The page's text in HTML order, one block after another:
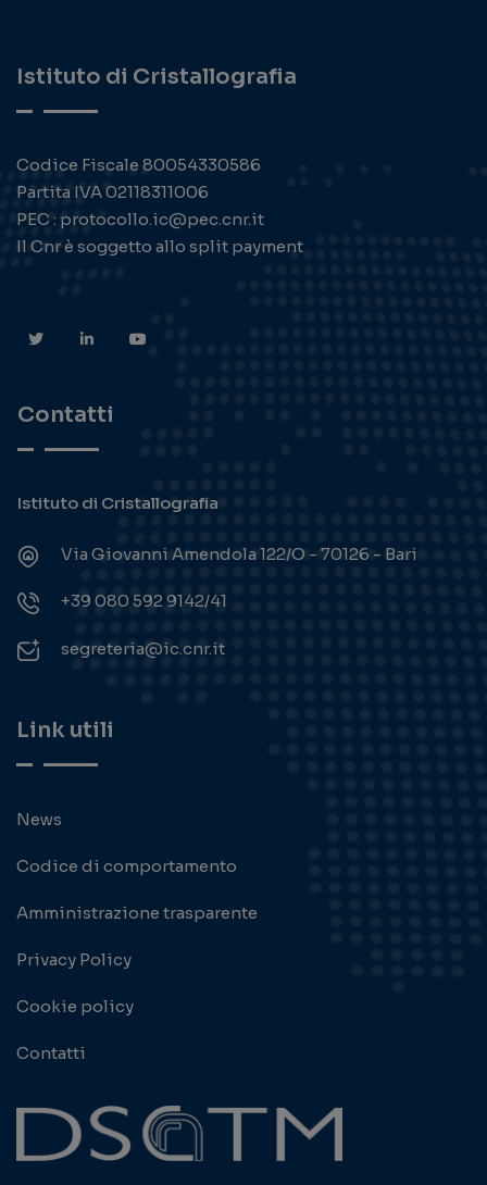
Istituto di Cristallografia
Codice Fiscale 80054330586
Partita IVA 02118311006
PEC : protocollo.ic@pec.cnr.it
Il Cnr è soggetto allo split payment
Contatti
Istituto di Cristallografia
Via Giovanni Amendola 122/O - 70126 - Bari
+39 080 592 9142/41
segreteria@ic.cnr.it
Link utili
News
Codice di comportamento
Amministrazione trasparente
Privacy Policy
Cookie policy
Contatti